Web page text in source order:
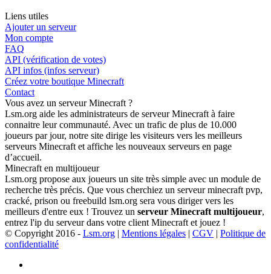
Liens utiles
Ajouter un serveur
Mon compte
FAQ
API (vérification de votes)
API infos (infos serveur)
Créez votre boutique Minecraft
Contact
Vous avez un serveur Minecraft ?
Lsm.org aide les administrateurs de serveur Minecraft à faire
connaitre leur communauté. Avec un trafic de plus de 10.000
joueurs par jour, notre site dirige les visiteurs vers les meilleurs
serveurs Minecraft et affiche les nouveaux serveurs en page
d’accueil.
Minecraft en multijoueur
Lsm.org propose aux joueurs un site très simple avec un module de
recherche très précis. Que vous cherchiez un serveur minecraft pvp,
cracké, prison ou freebuild lsm.org sera vous diriger vers les
meilleurs d'entre eux ! Trouvez un serveur Minecraft multijoueur,
entrez l'ip du serveur dans votre client Minecraft et jouez !
© Copyright 2016 - Lsm.org | Mentions légales | CGV | Politique de
confidentialité